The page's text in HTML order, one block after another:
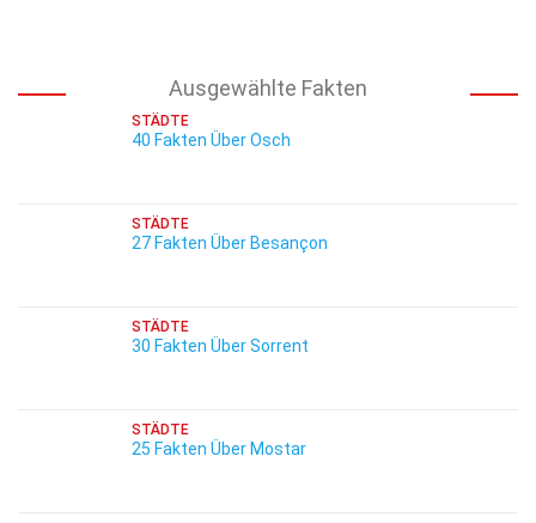
Ausgewählte Fakten
STÄDTE
40 Fakten Über Osch
STÄDTE
27 Fakten Über Besançon
STÄDTE
30 Fakten Über Sorrent
STÄDTE
25 Fakten Über Mostar